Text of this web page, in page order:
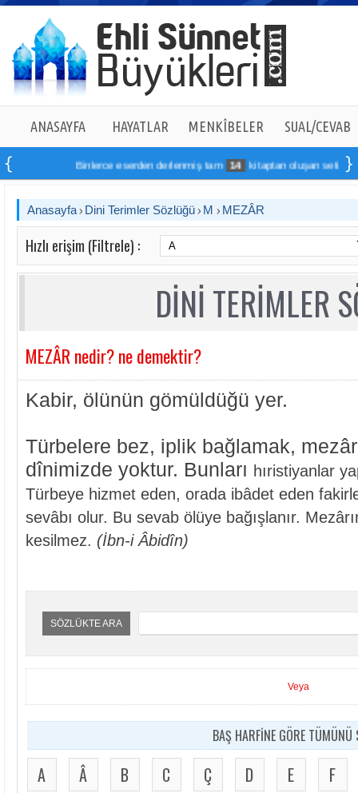
ANASAYFA HAYATLAR MENKÎBELER SUAL/CEVAB
Binlerce eserden derlenmiş tam 14 kitaptan oluşan seti online
Anasayfa Dini Terimler Sözlüğü M MEZÂR
Hızlı erişim (Filtrele) :
DİNİ TERİMLER
MEZÂR nedir? ne demektir?
Kabir, ölünün gömüldüğü yer.
Türbelere bez, iplik bağlamak,
dînimizde yoktur. Bunları hıristiyanlar
Türbeye hizmet eden, orada ibâdet eden
sevâbı olur. Bu sevab ölüye bağışlanır.
kesilmez. (İbn-i Âbidîn)
SÖZLÜKTE ARA
Veya
BAŞ HARFİNE GÖRE TÜMÜNÜ
A Â B C Ç D E
F